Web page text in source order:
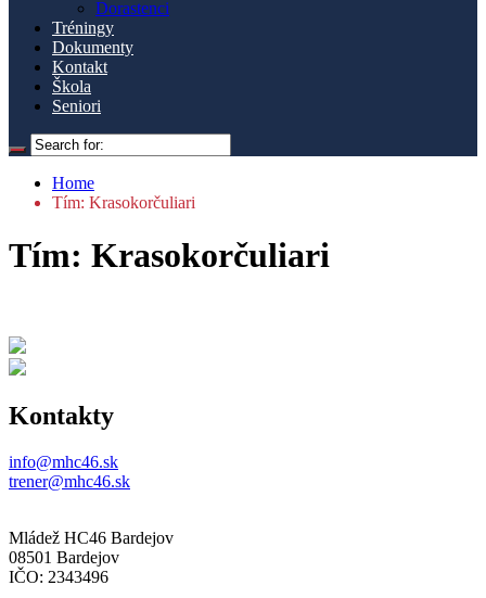
Dorastenci
Tréningy
Dokumenty
Kontakt
Škola
Seniori
Home
Tím: Krasokorčuliari
Tím: Krasokorčuliari
Kontakty
info@mhc46.sk
trener@mhc46.sk
Mládež HC46 Bardejov
08501 Bardejov
IČO: 2343496